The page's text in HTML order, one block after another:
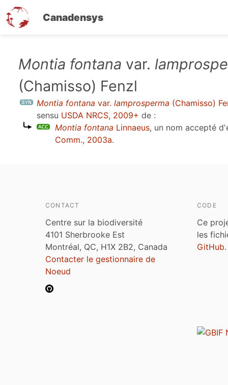
Canadensys
contenu
principal
Montia fontana var.
(Chamisso) Fenzl
Montia fontana var. lamprosperma (Chamisso)
sensu USDA NRCS, 2009+ de :
Montia fontana Linnaeus, un nom accepté
Comm., 2003a.
CONTACT
Centre sur la biodiversité
4101 Sherbrooke Est
Montréal, QC, H1X 2B2, Canada
Contacter le gestionnaire de
Noeud
CODE
Ce
les
GitHub.